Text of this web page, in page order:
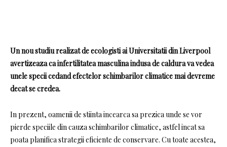
Un nou studiu realizat de ecologisti ai Universitatii din Liverpool
avertizeaza ca infertilitatea masculina indusa de caldura va vedea
unele specii cedand efectelor schimbarilor climatice mai devreme
decat se credea.
In prezent, oamenii de stiinta incearca sa prezica unde se vor
pierde speciile din cauza schimbarilor climatice, astfel incat sa
poata planifica strategii eficiente de conservare. Cu toate acestea,